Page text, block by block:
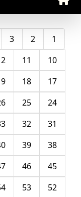
1
2
3
10
11
17
18
24
25
31
32
38
39
45
46
52
53